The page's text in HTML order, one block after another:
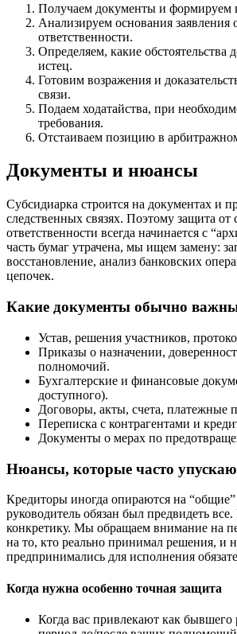
Получаем документы и формируем
Анализируем основания заявления
ответственности.
Определяем, какие обстоятельства
истец.
Готовим возражения и
связи.
Подаем ходатайства, при
требования.
Отстаиваем позицию в
Документы и нюансы
Субсидиарка строится на документах и
следственных связях. Поэтому защита от
ответственности всегда начинается с
часть бумаг утрачена, мы ищем замену:
восстановление, анализ банковских
цепочек.
Какие документы обычно
Устав, решения участников,
Приказы о назначении,
полномочий.
Бухгалтерские и финансовые
доступного).
Договоры, акты, счета, платежные
Переписка с контрагентами и
Документы о мерах по
Нюансы, которые часто
Кредиторы иногда опираются на
руководитель обязан был предвидеть
конкретику. Мы обращаем внимание на
на то, кто реально принимал решения, и
предпринимались для исполнения
Когда нужна особенно точная защита
Когда вас привлекают как бывшего